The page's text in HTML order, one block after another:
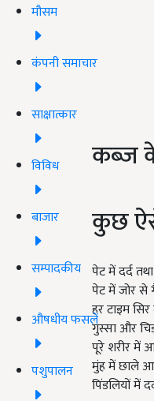
मौसम
कंपनी समाचार
साक्षात्कार
विविध
बाजार
सम्पादकीय
औषधीय फसलें
पशुपालन
कब्ज
कुछ
पेट में दर्द
पेट में जोर से
हर टाइम सिर
गुस्सा और
पूरे शरीर में
मुंह में छाले
पिंडलियों में